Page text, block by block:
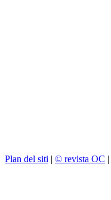
Plan del siti | © revista OC |